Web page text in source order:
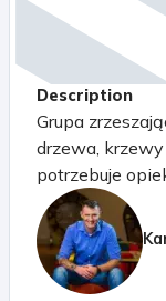
Description
Grupa
drzewa,
potrzebuje